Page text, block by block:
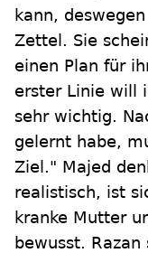
kann,
Zettel. Sie
einen Plan für
erster Linie will
sehr wichtig.
gelernt habe,
Ziel." Majed
realistisch, ist
kranke Mutter
bewusst.